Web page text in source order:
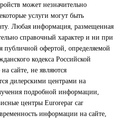
может незначительно
услуги могут быть
Любая информация, размещенная
справочный характер и ни при
публичной офертой, определяемой
кодекса Российской
сайте, не являются
дилерскими центрами на
подробной информации,
центры Eurorepar car
информации на сайте,